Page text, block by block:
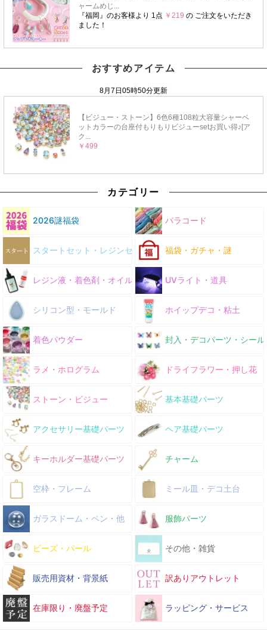
おすすめアイテム
カテゴリー
2026謎福袋 パラコード
スタートセット・レジンセット 福袋・ガチャ・謎
レジン液・着色剤・オイル UVライト・道具
シリコン型・モールド ホイップデコ・粘土
着色パウダー 封入・デコパーツ・シール
ラメ・ホログラム ドライフラワー・押し花
ストーン・ビジュー 基本基礎パーツ
アクセサリー基礎パーツ ヘア基礎パーツ
キーホルダー基礎パーツ チャーム
空枠・フレーム ミール皿・デコ土台
ガラスドーム・ペン・他 服飾パーツ
ビーズ・パール その他・雑貨
販売用資材・背景紙 訳ありアウトレット
在庫限り・廃盤予定 ラッピング・サービス